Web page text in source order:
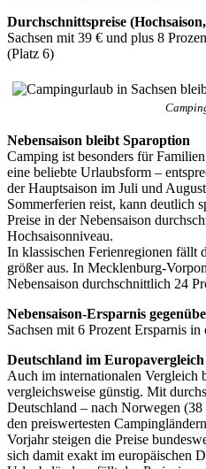
Durchschnittspreise
Sachsen mit 39 € und plus 8
(Platz 6)
Nebensaison bleibt Sparoption
Camping ist besonders für
eine beliebte Urlaubsform –
der Hauptsaison im Juli und
Sommerferien reist, kann deutlich
Preise in der Nebensaison
Hochsaisonniveau.
In klassischen Ferienregionen fällt
größer aus. In Mecklenburg-
Nebensaison durchschnittlich 24
Nebensaison-Ersparnis
Sachsen mit 6 Prozent Ersparnis
Deutschland im Europavergleich
Auch im internationalen Vergleich
vergleichsweise günstig. Mit
Deutschland – nach Norwegen
den preiswertesten
Vorjahr steigen die Preise
sich damit exakt im europäischen